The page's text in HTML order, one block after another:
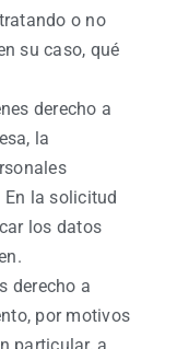
o no
su caso, qué
derecho a
la
En la solicitud
los datos
derecho a
por motivos